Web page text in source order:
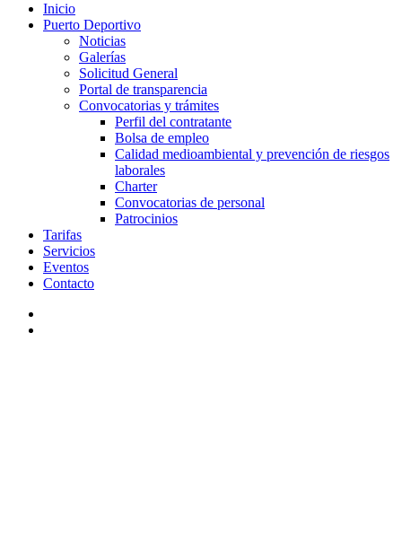
Inicio
Puerto Deportivo
Noticias
Galerías
Solicitud General
Portal de transparencia
Convocatorias y trámites
Perfil del contratante
Bolsa de empleo
Calidad medioambiental y prevención de riesgos
laborales
Charter
Convocatorias de personal
Patrocinios
Tarifas
Servicios
Eventos
Contacto